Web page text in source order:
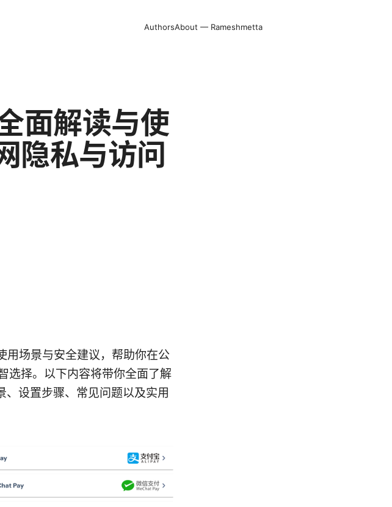
AuthorsAbout — Rameshmetta
面解读与使
隐私与访问
用场景与安全建议，帮助你在公
选择。以下内容将带你全面了解
设置步骤、常见问题以及实用